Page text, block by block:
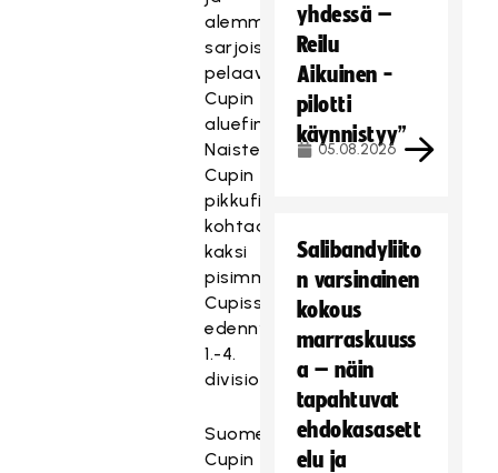
alemmista
sarjoista
pelaavat
Cupin
aluefinaalissa.
Naisten
Cupin
pikkufinaalissa
kohtaavat
kaksi
pisimmälle
Cupissa
edennyttä
1.-4.
divisioonajoukkuetta.
Suomen
Cupin
yhdessä –
Reilu
Aikuinen -
pilotti
käynnistyy”
05.08.2026
Salibandyliito
n varsinainen
kokous
marraskuuss
a – näin
tapahtuvat
ehdokasasett
elu ja